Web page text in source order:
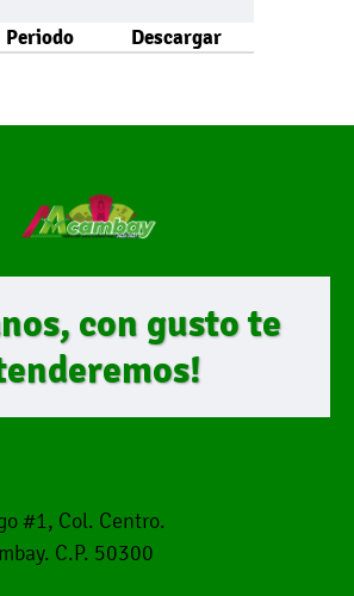
Periodo Descargar
con gusto te
#1, Col. Centro.
C.P. 50300